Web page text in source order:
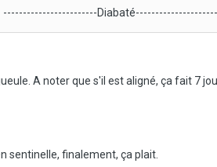
------------------------
A noter que s'il est aligné, ça fait 7
sentinelle, finalement, ça plait.